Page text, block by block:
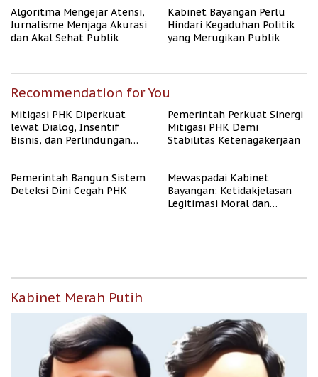
Algoritma Mengejar Atensi,
Jurnalisme Menjaga Akurasi
dan Akal Sehat Publik
Kabinet Bayangan Perlu
Hindari Kegaduhan Politik
yang Merugikan Publik
Recommendation for You
Mitigasi PHK Diperkuat
lewat Dialog, Insentif
Bisnis, dan Perlindungan
Pemerintah Perkuat Sinergi
Mitigasi PHK Demi
Stabilitas Ketenagakerjaan
Pemerintah Bangun Sistem
Deteksi Dini Cegah PHK
Mewaspadai Kabinet
Bayangan: Ketidakjelasan
Legitimasi Moral dan
Kabinet Merah Putih